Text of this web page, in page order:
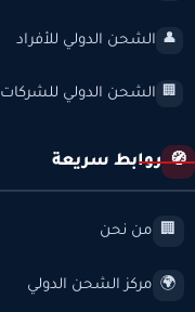
👤 الشحن الدولي للأفراد
🏢 الشحن الدولي للشركات
🧭 روابط سريعة
🏢 من نحن
🌍 مركز الشحن الدولي